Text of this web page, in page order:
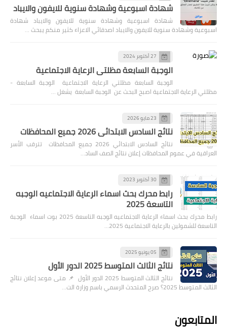
شهادة اسبوعية وشهادة سنوية للايفون والايباد
شهادة اسبوعية وشهادة سنوية للايفون والايباد شهادة
اسبوعية وشهادة سنوية للايفون والايباد اصدقائي الاعزاء كثير منكم يبحث …
27 أكتوبر 2024
الوجبة السابعة مظلتي الرعاية الاجتماعية
الوجبة السابعة مظلتي الرعاية الاجتماعية الوجبة السابعة -
مظلتي الرعاية الاجتماعية اصبح البحث عن الوجبة السابعة يشغل …
23 مايو 2026
نتائج السادس الابتدائي 2026 جميع المحافظات
نتائج السادس الابتدائي 2026 جميع المحافظات تترقب الأسر
العراقية في عموم المحافظات إعلان نتائج الصف الساد…
30 أكتوبر 2023
رابط محرك بحث اسماء الرعاية الاجتماعيه الوجبه
التاسعة 2025
رابط محرك بحث اسماء الرعاية الاجتماعيه الوجبه التاسعة 2025 بوت اسماء الوجبة
التاسعة للشمولين بالرعاية الاجتماعية 2025…
05 يونيو 2025
نتائج الثالث المتوسط 2025 الدور الأول
نتائج الثالث المتوسط 2025 الدور الأول 📌 متى موعد إعلان نتائج
الثالث المتوسط 2025؟ صرح المتحدث الرسمي باسم وزارة الت…
المتابعون